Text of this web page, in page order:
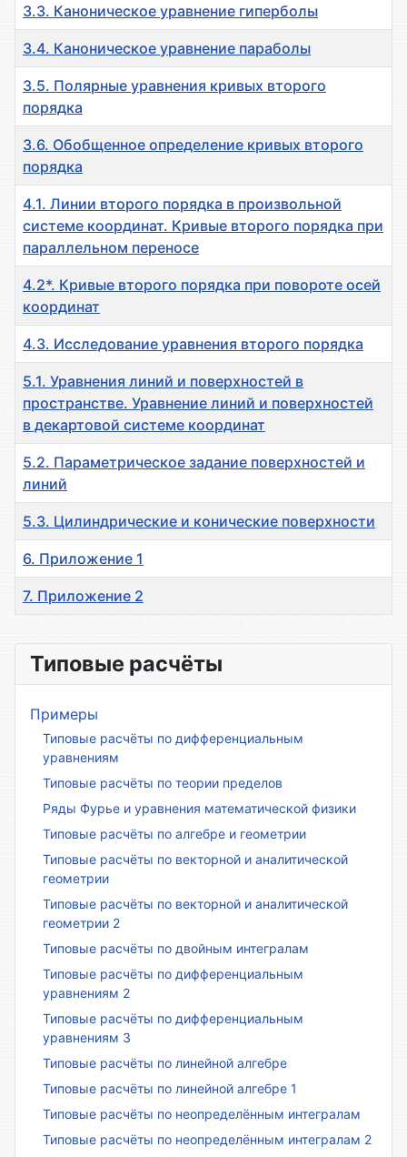
3.3. Каноническое уравнение гиперболы
3.4. Каноническое уравнение параболы
3.5. Полярные уравнения кривых второго
порядка
3.6. Обобщенное определение кривых второго
порядка
4.1. Линии второго порядка в произвольной
системе координат. Кривые второго порядка при
параллельном переносе
4.2*. Кривые второго порядка при повороте осей
координат
4.3. Исследование уравнения второго порядка
5.1. Уравнения линий и поверхностей в
пространстве. Уравнение линий и поверхностей
в декартовой системе координат
5.2. Параметрическое задание поверхностей и
линий
5.3. Цилиндрические и конические поверхности
6. Приложение 1
7. Приложение 2
Типовые расчёты
Примеры
Типовые расчёты по дифференциальным
уравнениям
Типовые расчёты по теории пределов
Ряды Фурье и уравнения математической физики
Типовые расчёты по алгебре и геометрии
Типовые расчёты по векторной и аналитической
геометрии
Типовые расчёты по векторной и аналитической
геометрии 2
Типовые расчёты по двойным интегралам
Типовые расчёты по дифференциальным
уравнениям 2
Типовые расчёты по дифференциальным
уравнениям 3
Типовые расчёты по линейной алгебре
Типовые расчёты по линейной алгебре 1
Типовые расчёты по неопределённым интегралам
Типовые расчёты по неопределённым интегралам 2